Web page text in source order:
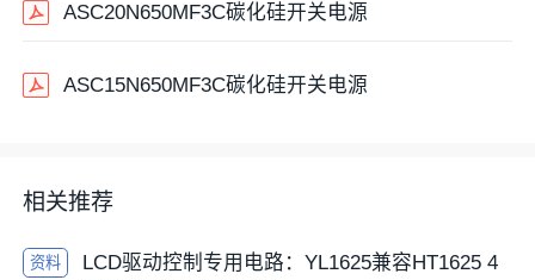
ASC20N650MF3C碳化硅开关电源
ASC15N650MF3C碳化硅开关电源
相关推荐
资料
LCD驱动控制专用电路：YL1625兼容HT1625 4